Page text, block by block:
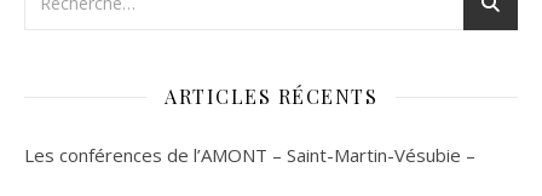
ARTICLES RÉCENTS
Les conférences de l’AMONT – Saint-Martin-Vésubie –